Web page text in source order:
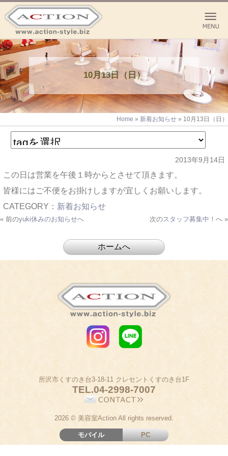
10月13日（日）
Home » 新着お知らせ » 10月13日（日）
2013年9月14日
この日は営業を午後１時からとさせて頂きます。
皆様にはご不便をお掛けしますが宜しくお願いします。
CATEGORY： 新着お知らせ
« 前のyuki休みのお知らせへ 次のスタッフ募集中！ へ »
所沢市くすのき台3-18-11 クレセントくすのき台1F
TEL.04-2998-7007
2026 © 美容室Action All rights reserved.
モバイル PC